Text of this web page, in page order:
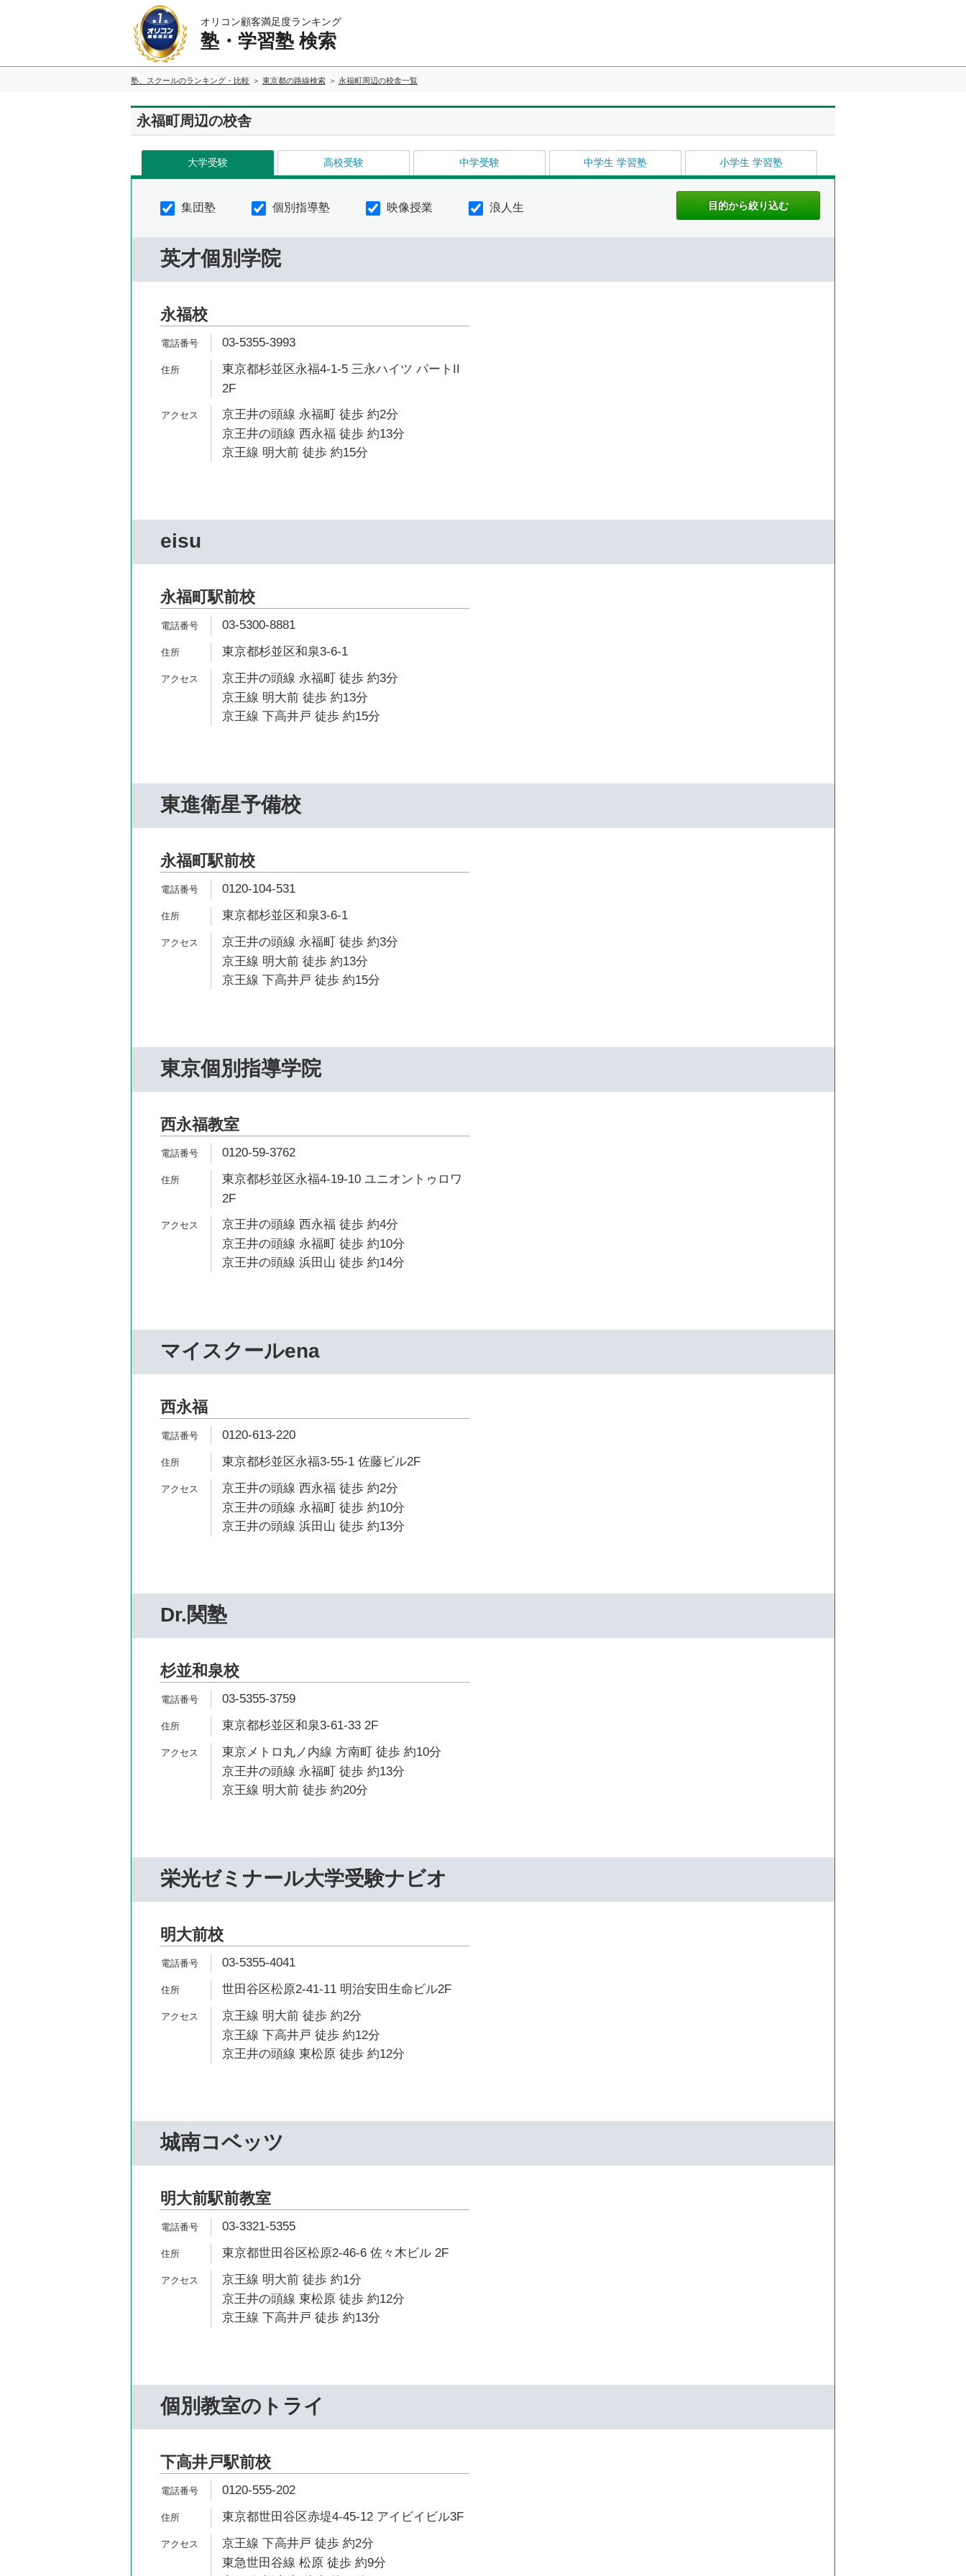
オリコン顧客満足度ランキング
塾・学習塾 検索
塾、スクールのランキング・比較 東京都の路線検索 永福町周辺の校舎一覧
永福町周辺の校舎
大学受験 高校受験 中学受験 中学生 学習塾 小学生 学習塾
集団塾 個別指導塾 映像授業 浪人生
英才個別学院
永福校
03-5355-3993
東京都杉並区永福4-1-5 三永ハイツ パートII
2F
京王井の頭線 永福町 徒歩 約2分
京王井の頭線 西永福 徒歩 約13分
京王線 明大前 徒歩 約15分
eisu
永福町駅前校
03-5300-8881
東京都杉並区和泉3-6-1
京王井の頭線 永福町 徒歩 約3分
京王線 明大前 徒歩 約13分
京王線 下高井戸 徒歩 約15分
東進衛星予備校
永福町駅前校
0120-104-531
東京都杉並区和泉3-6-1
京王井の頭線 永福町 徒歩 約3分
京王線 明大前 徒歩 約13分
京王線 下高井戸 徒歩 約15分
東京個別指導学院
西永福教室
0120-59-3762
東京都杉並区永福4-19-10 ユニオントゥロワ
2F
京王井の頭線 西永福 徒歩 約4分
京王井の頭線 永福町 徒歩 約10分
京王井の頭線 浜田山 徒歩 約14分
マイスクールena
西永福
0120-613-220
東京都杉並区永福3-55-1 佐藤ビル2F
京王井の頭線 西永福 徒歩 約2分
京王井の頭線 永福町 徒歩 約10分
京王井の頭線 浜田山 徒歩 約13分
Dr.関塾
杉並和泉校
03-5355-3759
東京都杉並区和泉3-61-33 2F
東京メトロ丸ノ内線 方南町 徒歩 約10分
京王井の頭線 永福町 徒歩 約13分
京王線 明大前 徒歩 約20分
栄光ゼミナール大学受験ナビオ
明大前校
03-5355-4041
世田谷区松原2-41-11 明治安田生命ビル2F
京王線 明大前 徒歩 約2分
京王線 下高井戸 徒歩 約12分
京王井の頭線 東松原 徒歩 約12分
城南コベッツ
明大前駅前教室
03-3321-5355
東京都世田谷区松原2-46-6 佐々木ビル 2F
京王線 明大前 徒歩 約1分
京王井の頭線 東松原 徒歩 約12分
京王線 下高井戸 徒歩 約13分
個別教室のトライ
下高井戸駅前校
0120-555-202
東京都世田谷区赤堤4-45-12 アイビイビル3F
京王線 下高井戸 徒歩 約2分
東急世田谷線 松原 徒歩 約9分